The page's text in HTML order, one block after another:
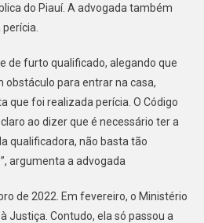
do Piauí. A advogada também
de furto qualificado, alegando que
obstáculo para entrar na casa,
que foi realizada perícia. O Código
ao dizer que é necessário ter a
qualificadora, não basta tão
argumenta a advogada
de 2022. Em fevereiro, o Ministério
Justiça. Contudo, ela só passou a